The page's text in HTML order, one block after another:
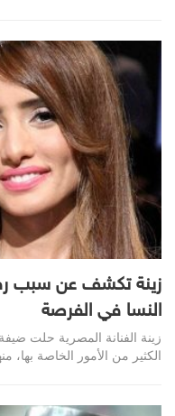
زينة تكشف عن سبب
النسا في الفرصة
زينة الفنانة المصرية حلت
الكثير من الأمور الخاصة بها،